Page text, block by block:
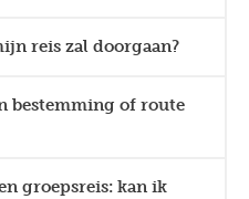
reis zal doorgaan?
bestemming of route
groepsreis: kan ik